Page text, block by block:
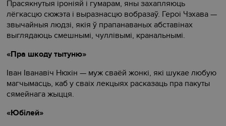
Прасякнутыя іроніяй і гумарам, яны захапляюць
лёгкасцю сюжэта і выразнасцю вобразаў. Героі Чэхава —
звычайныя людзі, якія ў прапанаваных абставінах
выглядаюць смешнымі, чуллівымі, кранальнымі.
«Пра шкоду тытуню»
Іван Іванавіч Нюхін — муж сваёй жонкі, які шукае любую
магчымасць, каб у сваіх лекцыях расказаць пра пакуты
сямейнага жыцця.
«Юбілей»